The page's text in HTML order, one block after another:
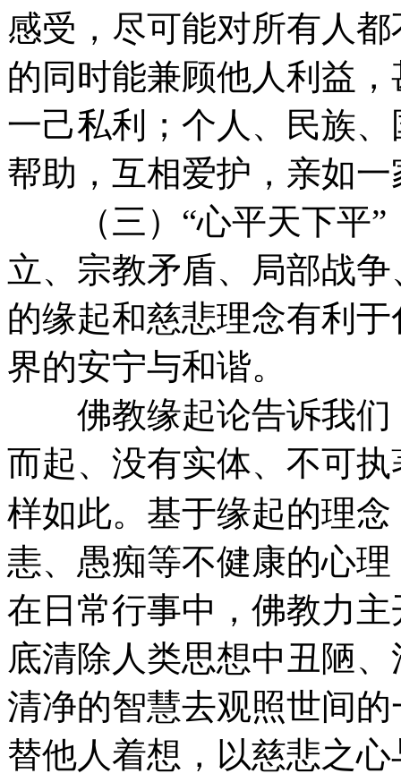
感受，尽可能对所有人
的同时能兼顾他人利益
一己私利；个人、民族
帮助，互相爱护，亲如
（三）“心平天下平”
立、宗教矛盾、局部战
的缘起和慈悲理念有利
界的安宁与和谐。
佛教缘起论告诉我们
而起、没有实体、不可
样如此。基于缘起的理
恚、愚痴等不健康的心
在日常行事中，佛教力
底清除人类思想中丑陋
清净的智慧去观照世间
替他人着想，以慈悲之